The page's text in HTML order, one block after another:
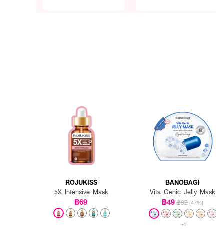
ROJUKISS
5X Intensive Mask
฿69
BANOBAGI
Vita Genic Jelly Mask
฿49฿92 (47%)
+1